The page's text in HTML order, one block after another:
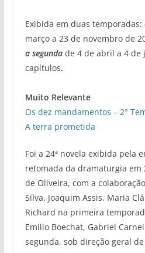
Exibida em duas temporadas:
março a 23 de novembro de
a segundade 4 de abril a 4 de
capítulos.
Muito Relevante
Os dez mandamentos – 2°
A terra prometida
Foi a 24ª novela exibida pela
retomada da dramaturgia em
de Oliveira, com a
Silva, Joaquim Assis, Maria
Richard na primeira
Emilio Boechat, Gabriel
segunda, sob direção geral